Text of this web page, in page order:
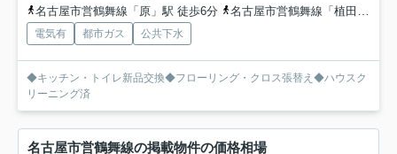
名古屋市営鶴舞線「原」駅 徒歩6分
名古屋市営鶴舞線「植田」駅 徒歩9分
電気有 都市ガス 公共下水
◆キッチン・トイレ新品交換◆フローリング・クロス張替え◆ハウスク
リーニング済
名古屋市営鶴舞線の掲載物件の価格相場